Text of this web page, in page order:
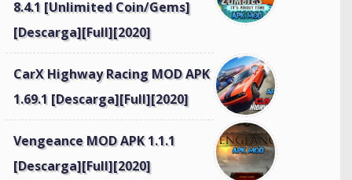
8.4.1 [Unlimited Coin/Gems]
[Descarga][Full][2020]
CarX Highway Racing MOD APK
1.69.1 [Descarga][Full][2020]
Vengeance MOD APK 1.1.1
[Descarga][Full][2020]